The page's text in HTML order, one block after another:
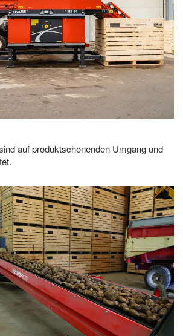
auf produktschonenden Umgang und